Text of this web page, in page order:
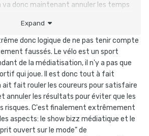
va donc maintenant annuler les temps
alias de la course et les coureurs
Expand
donc logique de ne pas tenir compte
faussés. Le vélo est un sport
de la médiatisation, il n'y a pas que
qui joue. Il est donc tout à fait
ait fait rouler les coureurs pour satisfaire
les résultats pour éviter que les
risques. C'est finalement extrêmement
aspects: le show bizz médiatique et le
ouvert sur le mode" de